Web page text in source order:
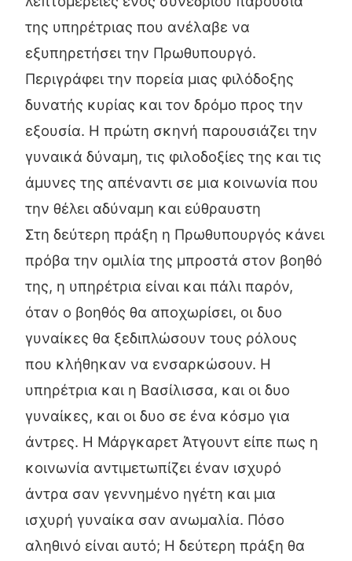
της υπηρέτριας που ανέλαβε να
εξυπηρετήσει την Πρωθυπουργό.
Περιγράφει την πορεία μιας φιλόδοξης
δυνατής κυρίας και τον δρόμο προς την
εξουσία. Η πρώτη σκηνή παρουσιάζει την
γυναικά δύναμη, τις φιλοδοξίες της και τις
άμυνες της απέναντι σε μια κοινωνία που
την θέλει αδύναμη και εύθραυστη
Στη δεύτερη πράξη η Πρωθυπουργός κάνει
πρόβα την ομιλία της μπροστά στον βοηθό
της, η υπηρέτρια είναι και πάλι παρόν,
όταν ο βοηθός θα αποχωρίσει, οι δυο
γυναίκες θα ξεδιπλώσουν τους ρόλους
που κλήθηκαν να ενσαρκώσουν. Η
υπηρέτρια και η Βασίλισσα, και οι δυο
γυναίκες, και οι δυο σε ένα κόσμο για
άντρες. Η Μάργκαρετ Άτγουντ είπε πως η
κοινωνία αντιμετωπίζει έναν ισχυρό
άντρα σαν γεννημένο ηγέτη και μια
ισχυρή γυναίκα σαν ανωμαλία. Πόσο
αληθινό είναι αυτό; Η δεύτερη πράξη θα